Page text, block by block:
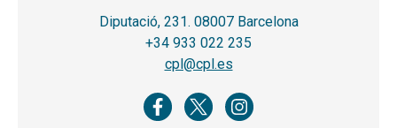
Diputació, 231. 08007 Barcelona
+34 933 022 235
cpl@cpl.es